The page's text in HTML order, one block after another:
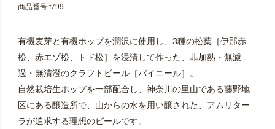
商品番号 f799
有機麦芽と有機ホップを潤沢に使用し、3種の松葉［伊那赤
松、赤エゾ松、トド松］を浸漬して作った、非加熱・無濾
過・無清澄のクラフトビール［パイニール］。
自然栽培生ホップを一部配合し、神奈川の里山である藤野地
区にある醸造所で、山からの水を用い醸された、アムリター
ラが追求する理想のビールです。